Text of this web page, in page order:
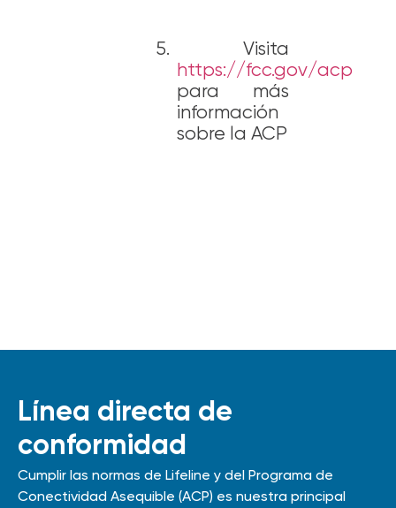
5.
Visita
https://fcc.gov/acp
para más
información
sobre la ACP
Línea directa de
conformidad
Cumplir las normas de Lifeline y del Programa de
Conectividad Asequible (ACP) es nuestra principal